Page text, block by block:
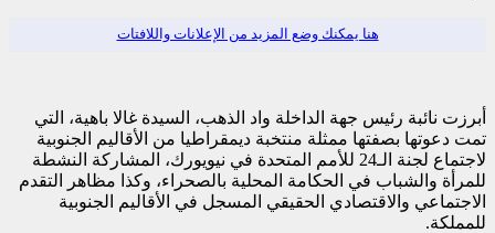
هنا يمكنك وضع المزيد من الإعلانات واللافتات
أبرزت نائبة رئيس جهة الداخلة واد الذهب، السيدة غالا باهية، التي
تمت دعوتها بصفتها ممثلة منتخبة ديمقراطيا من الأقاليم الجنوبية
لاجتماع لجنة الـ24 للأمم المتحدة في نيويورك، المشاركة النشطة
للمرأة والشباب في الحكامة المحلية بالصحراء، وكذا مظاهر التقدم
الاجتماعي والاقتصادي الحقيقي المسجل في الأقاليم الجنوبية
للمملكة.